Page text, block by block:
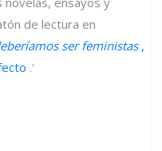
de lectura en
ser feministas ,
.'